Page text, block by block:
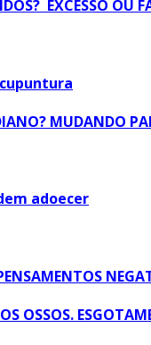
EXCESSO OU
MUDANDO
adoecer
OSSOS.